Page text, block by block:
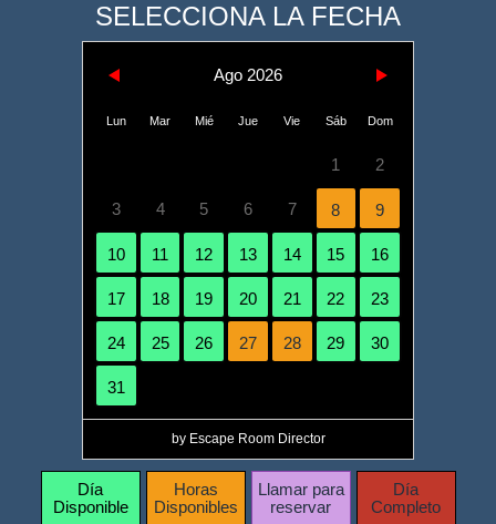
SELECCIONA LA FECHA
Ago 2026
Lun Mar Mié Jue Vie Sáb Dom
1 2
3 4 5 6 7 8 9
10 11 12 13 14 15 16
17 18 19 20 21 22 23
24 25 26 27 28 29 30
31
by Escape Room Director
Día
Disponible
Horas
Disponibles
Llamar para
reservar
Día
Completo